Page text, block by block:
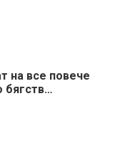
на все повече
бягств…